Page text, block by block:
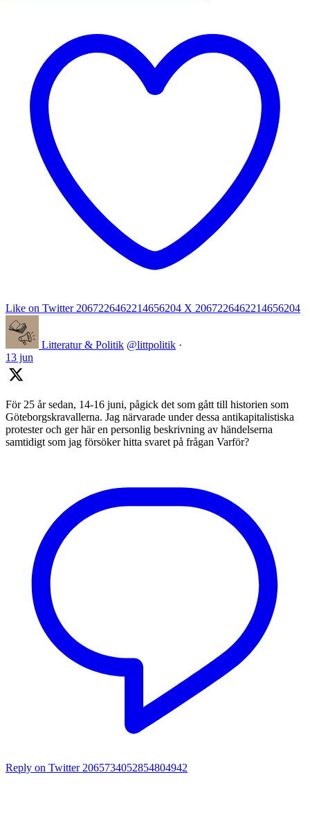
Like on Twitter 2067226462214656204 X 2067226462214656204
Litteratur & Politik @littpolitik ·
13 jun
För 25 år sedan, 14-16 juni, pågick det som gått till historien som
Göteborgskravallerna. Jag närvarade under dessa antikapitalistiska
protester och ger här en personlig beskrivning av händelserna
samtidigt som jag försöker hitta svaret på frågan Varför?
Reply on Twitter 2065734052854804942